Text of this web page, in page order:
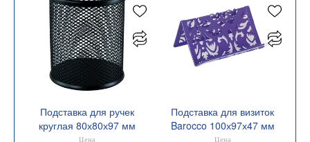
Подставка для ручек
круглая 80х80х97 мм
металлическая
Цена
Подставка для визиток
Barocco 100х97х47 мм
металлическая
Цена